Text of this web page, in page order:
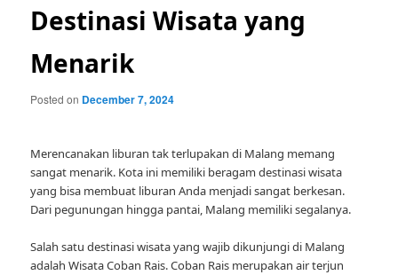
Destinasi Wisata yang
Menarik
Posted on December 7, 2024
Merencanakan liburan tak terlupakan di Malang memang
sangat menarik. Kota ini memiliki beragam destinasi wisata
yang bisa membuat liburan Anda menjadi sangat berkesan.
Dari pegunungan hingga pantai, Malang memiliki segalanya.
Salah satu destinasi wisata yang wajib dikunjungi di Malang
adalah Wisata Coban Rais. Coban Rais merupakan air terjun